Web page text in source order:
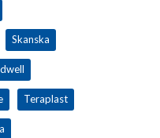
Skanska
Teraplast